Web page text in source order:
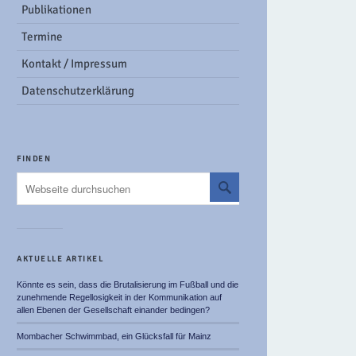
Publikationen
Termine
Kontakt / Impressum
Datenschutzerklärung
FINDEN
AKTUELLE ARTIKEL
Könnte es sein, dass die Brutalisierung im Fußball und die
zunehmende Regellosigkeit in der Kommunikation auf
allen Ebenen der Gesellschaft einander bedingen?
Mombacher Schwimmbad, ein Glücksfall für Mainz